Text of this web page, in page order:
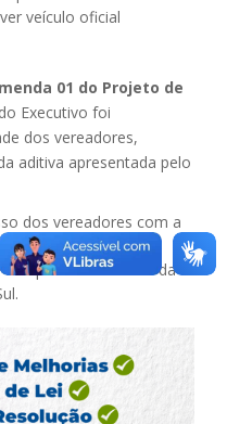
veículo oficial
01 do Projeto de
Executivo foi
dos vereadores,
aditiva apresentada pelo
dos vereadores com a
urbana e a
em benefício da